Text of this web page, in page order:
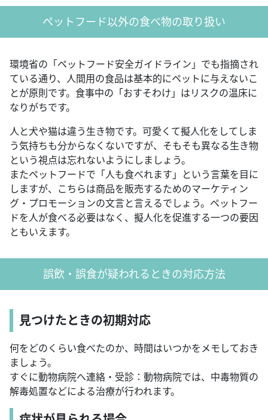
ペットフード以外の食べ物の取り扱い
環境省の「ペットフード安全ガイドライン」でも指摘され
ている通り、人間用の食品は基本的にペットに与えないこ
とが原則です。食事中の「おすそわけ」はリスクの温床に
なりがちです。
人と犬や猫は違う生き物です。可愛くて擬人化をしてしま
う気持ちも分からなくないですが、そもそも異なる生き物
という視点は忘れないようにしましょう。
またペットフードで「人も食べれます」という言葉を目に
しますが、こちらは商品を販売するためのマーケティン
グ・プロモーションの文言と言えるでしょう。ペットフー
ドを人が食べる必要はなく、擬人化を促進する一つの要因
ともいえます。
誤飲・誤食が疑われるときの対応方法
見つけたときの初期対応
何をどのくらい食べたのか、時間はいつかをメモしておき
ましょう。
すぐに動物病院へ連絡・受診：動物病院では、中毒物質の
解毒処置などによる治療が行われます。